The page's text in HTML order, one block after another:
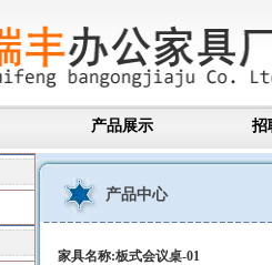
产品展示 招
产品中心
家具名称:板式会议桌-01